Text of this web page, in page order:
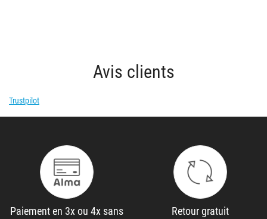
Avis clients
Trustpilot
Paiement en 3x ou 4x sans
Retour gratuit